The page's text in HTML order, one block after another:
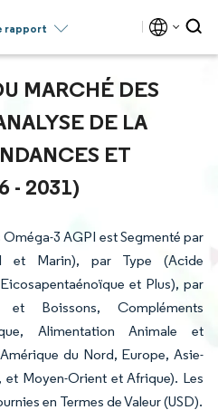
rapport
MARCHÉ DES
DE LA
ET
- 2031)
3 AGPI est Segmenté par
et Marin), par Type (Acide
et Plus), par
et Boissons, Compléments
Alimentation Animale et
du Nord, Europe, Asie-
Moyen-Orient et Afrique). Les
en Termes de Valeur (USD).